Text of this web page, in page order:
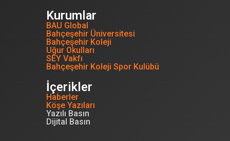
Kurumlar
BAU Global
Bahçeşehir Üniversitesi
Bahçeşehir Koleji
Uğur Okulları
SEY Vakfı
Bahçeşehir Koleji Spor Kulübü
İçerikler
Haberler
Köşe Yazıları
Yazılı Basın
Dijital Basın